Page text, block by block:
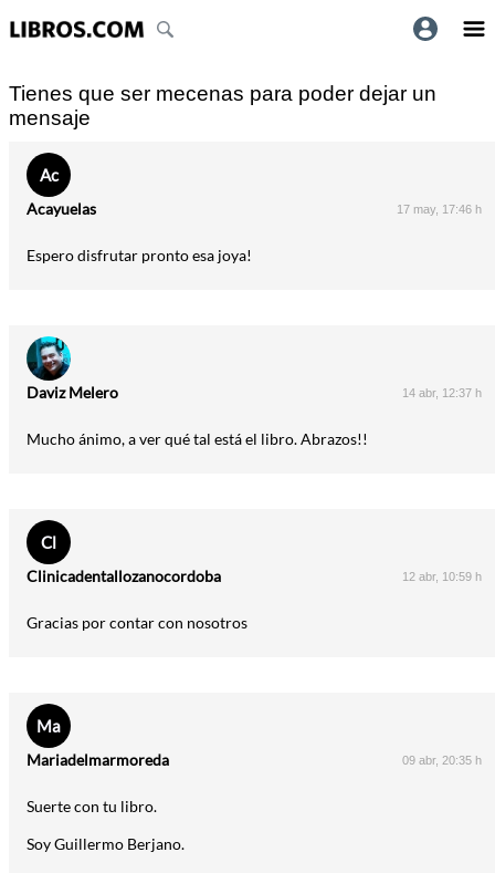
Tienes que ser mecenas para poder dejar un
mensaje
Ac
Acayuelas 17 may, 17:46 h
Espero disfrutar pronto esa joya!
Daviz Melero 14 abr, 12:37 h
Mucho ánimo, a ver qué tal está el libro. Abrazos!!
Cl
Clinicadentallozanocordoba 12 abr, 10:59 h
Gracias por contar con nosotros
Ma
Mariadelmarmoreda 09 abr, 20:35 h
Suerte con tu libro.
Soy Guillermo Berjano.